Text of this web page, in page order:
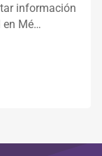
información
en Mé…